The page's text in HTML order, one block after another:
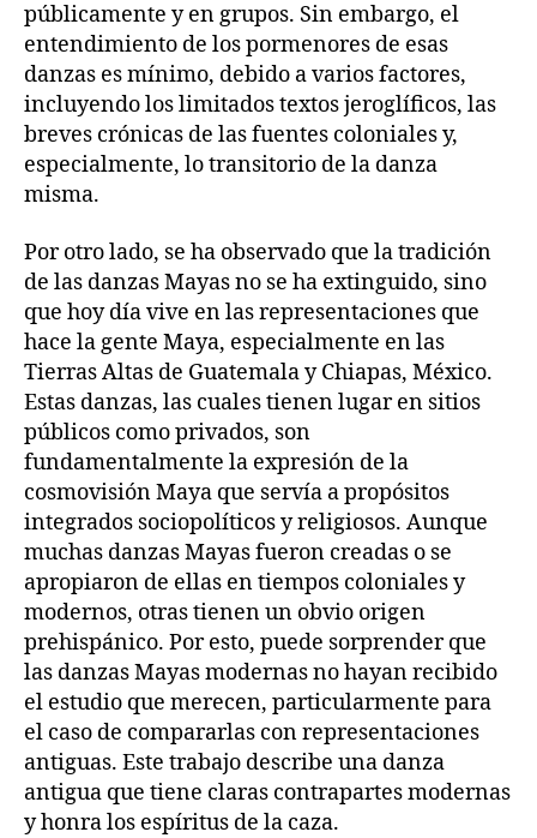
públicamente y en grupos. Sin embargo, el
entendimiento de los pormenores de esas
danzas es mínimo, debido a varios factores,
incluyendo los limitados textos jeroglíficos, las
breves crónicas de las fuentes coloniales y,
especialmente, lo transitorio de la danza
misma.
Por otro lado, se ha observado que la tradición
de las danzas Mayas no se ha extinguido, sino
que hoy día vive en las representaciones que
hace la gente Maya, especialmente en las
Tierras Altas de Guatemala y Chiapas, México.
Estas danzas, las cuales tienen lugar en sitios
públicos como privados, son
fundamentalmente la expresión de la
cosmovisión Maya que servía a propósitos
integrados sociopolíticos y religiosos. Aunque
muchas danzas Mayas fueron creadas o se
apropiaron de ellas en tiempos coloniales y
modernos, otras tienen un obvio origen
prehispánico. Por esto, puede sorprender que
las danzas Mayas modernas no hayan recibido
el estudio que merecen, particularmente para
el caso de compararlas con representaciones
antiguas. Este trabajo describe una danza
antigua que tiene claras contrapartes modernas
y honra los espíritus de la caza.